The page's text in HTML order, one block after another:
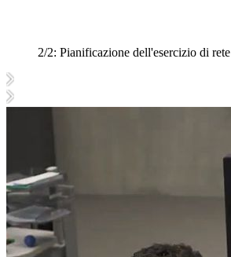
2/2: Pianificazione dell'esercizio di rete